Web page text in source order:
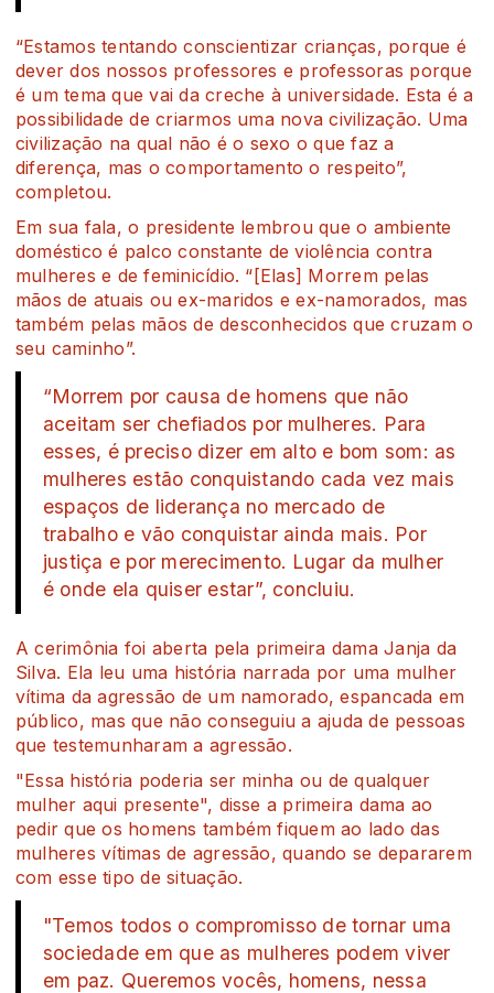
“Estamos tentando conscientizar crianças, porque é
dever dos nossos professores e professoras porque
é um tema que vai da creche à universidade. Esta é a
possibilidade de criarmos uma nova civilização. Uma
civilização na qual não é o sexo o que faz a
diferença, mas o comportamento o respeito”,
completou.
Em sua fala, o presidente lembrou que o ambiente
doméstico é palco constante de violência contra
mulheres e de feminicídio. “[Elas] Morrem pelas
mãos de atuais ou ex-maridos e ex-namorados, mas
também pelas mãos de desconhecidos que cruzam o
seu caminho”.
“Morrem por causa de homens que não
aceitam ser chefiados por mulheres. Para
esses, é preciso dizer em alto e bom som: as
mulheres estão conquistando cada vez mais
espaços de liderança no mercado de
trabalho e vão conquistar ainda mais. Por
justiça e por merecimento. Lugar da mulher
é onde ela quiser estar”, concluiu.
A cerimônia foi aberta pela primeira dama Janja da
Silva. Ela leu uma história narrada por uma mulher
vítima da agressão de um namorado, espancada em
público, mas que não conseguiu a ajuda de pessoas
que testemunharam a agressão.
"Essa história poderia ser minha ou de qualquer
mulher aqui presente", disse a primeira dama ao
pedir que os homens também fiquem ao lado das
mulheres vítimas de agressão, quando se depararem
com esse tipo de situação.
"Temos todos o compromisso de tornar uma
sociedade em que as mulheres podem viver
em paz. Queremos vocês, homens, nessa